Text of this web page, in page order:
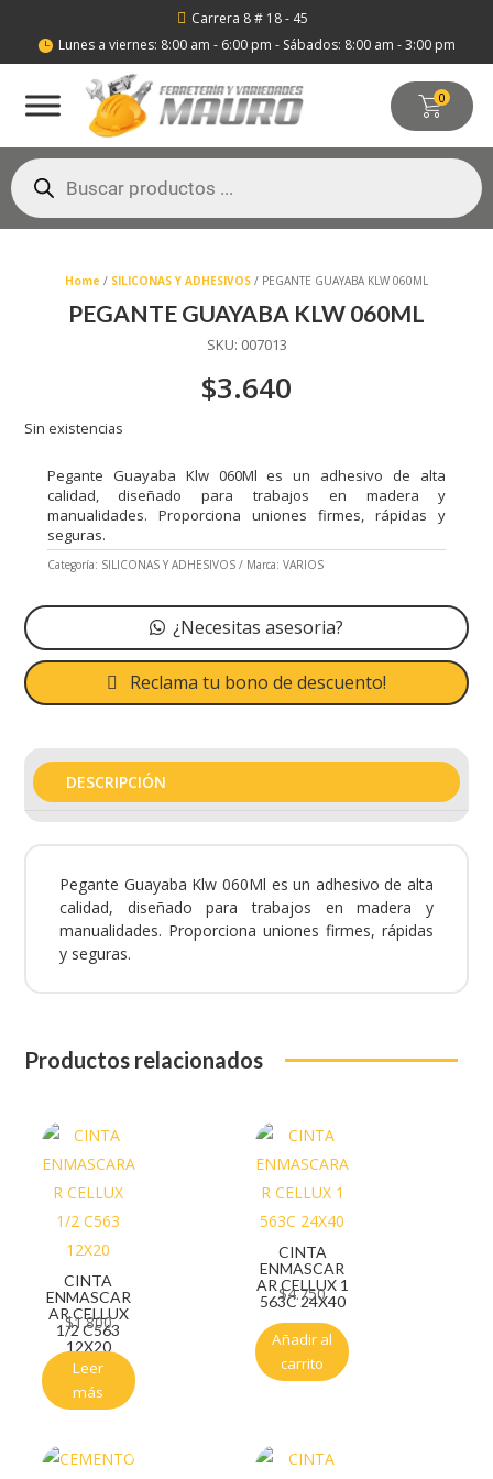
 Carrera 8 # 18 - 45
 Lunes a viernes: 8:00 am - 6:00 pm - Sábados: 8:00 am - 3:00 pm
0
Búsqueda
de
productos
Home / SILICONAS Y ADHESIVOS / PEGANTE GUAYABA KLW 060ML
PEGANTE GUAYABA KLW 060ML
SKU: 007013
$3.640
Sin existencias
Pegante Guayaba Klw 060Ml es un adhesivo de alta
calidad, diseñado para trabajos en madera y
manualidades. Proporciona uniones firmes, rápidas y
seguras.
Categoría: SILICONAS Y ADHESIVOS Marca: VARIOS
¿Necesitas asesoria?
Reclama tu bono de descuento!
DESCRIPCIÓN
Pegante Guayaba Klw 060Ml es un adhesivo de alta
calidad, diseñado para trabajos en madera y
manualidades. Proporciona uniones firmes, rápidas
y seguras.
Productos relacionados
CINTA
ENMASCAR
AR CELLUX
1/2 C563
12X20
$1.800
Leer
más
CINTA
ENMASCAR
AR CELLUX 1
563C 24X40
$4.750
Añadir al
carrito